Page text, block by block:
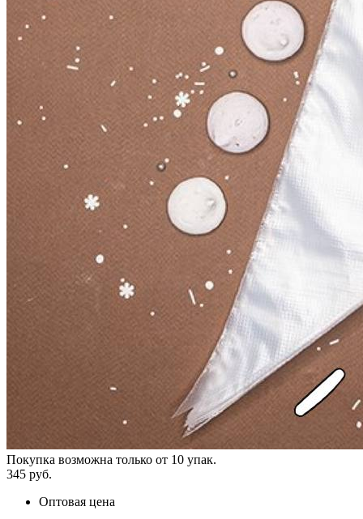
Покупка возможна только от 10 упак.
345 руб.
Оптовая цена